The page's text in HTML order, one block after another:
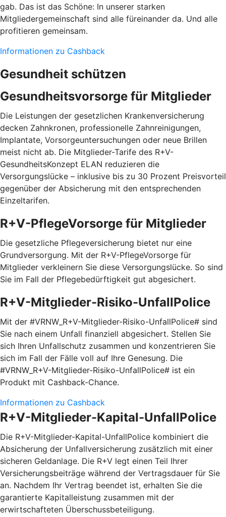
gab. Das ist das Schöne: In unserer starken
Mitgliedergemeinschaft sind alle füreinander da. Und alle
profitieren gemeinsam.
Informationen zu Cashback
Gesundheit schützen
Gesundheitsvorsorge für Mitglieder
Die Leistungen der gesetzlichen Krankenversicherung
decken Zahnkronen, professionelle Zahnreinigungen,
Implantate, Vorsorgeuntersuchungen oder neue Brillen
meist nicht ab. Die Mitglieder-Tarife des R+V-
GesundheitsKonzept ELAN reduzieren die
Versorgungslücke – inklusive bis zu 30 Prozent Preis­vorteil
gegenüber der Absicherung mit den entspre­chenden
Einzel­tarifen.
R+V-PflegeVorsorge für Mitglieder
Die gesetzliche Pflegeversicherung bietet nur eine
Grundversorgung. Mit der R+V-PflegeVorsorge für
Mitglieder verkleinern Sie diese Versorgungslücke. So sind
Sie im Fall der Pflegebedürftigkeit gut abgesichert.
R+V-Mitglieder-Risiko-UnfallPolice
Mit der #VRNW_R+V-Mitglieder-Risiko-UnfallPolice# sind
Sie nach einem Unfall finanziell abgesichert. Stellen Sie
sich Ihren Unfallschutz zusammen und konzentrieren Sie
sich im Fall der Fälle voll auf Ihre Genesung. Die
#VRNW_R+V-Mitglieder-Risiko-UnfallPolice# ist ein
Produkt mit Cashback-Chance.
Informationen zu Cashback
R+V-Mitglieder-Kapital-UnfallPolice
Die R+V-Mitglieder-Kapital-UnfallPolice kombiniert die
Absicherung der Unfallversicherung zusätzlich mit einer
sicheren Geldanlage. Die R+V legt einen Teil Ihrer
Versicherungsbeiträge während der Vertragsdauer für Sie
an. Nachdem Ihr Vertrag beendet ist, erhalten Sie die
garantierte Kapitalleistung zusammen mit der
erwirtschafteten Überschussbeteiligung.